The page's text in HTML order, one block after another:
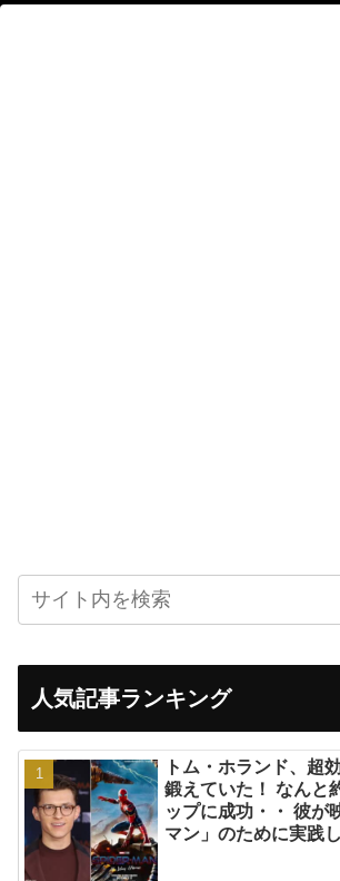
人気記事ランキング
トム・ホランド、超
鍛えていた！ なんと
ップに成功・・ 彼が
マン」のために実践